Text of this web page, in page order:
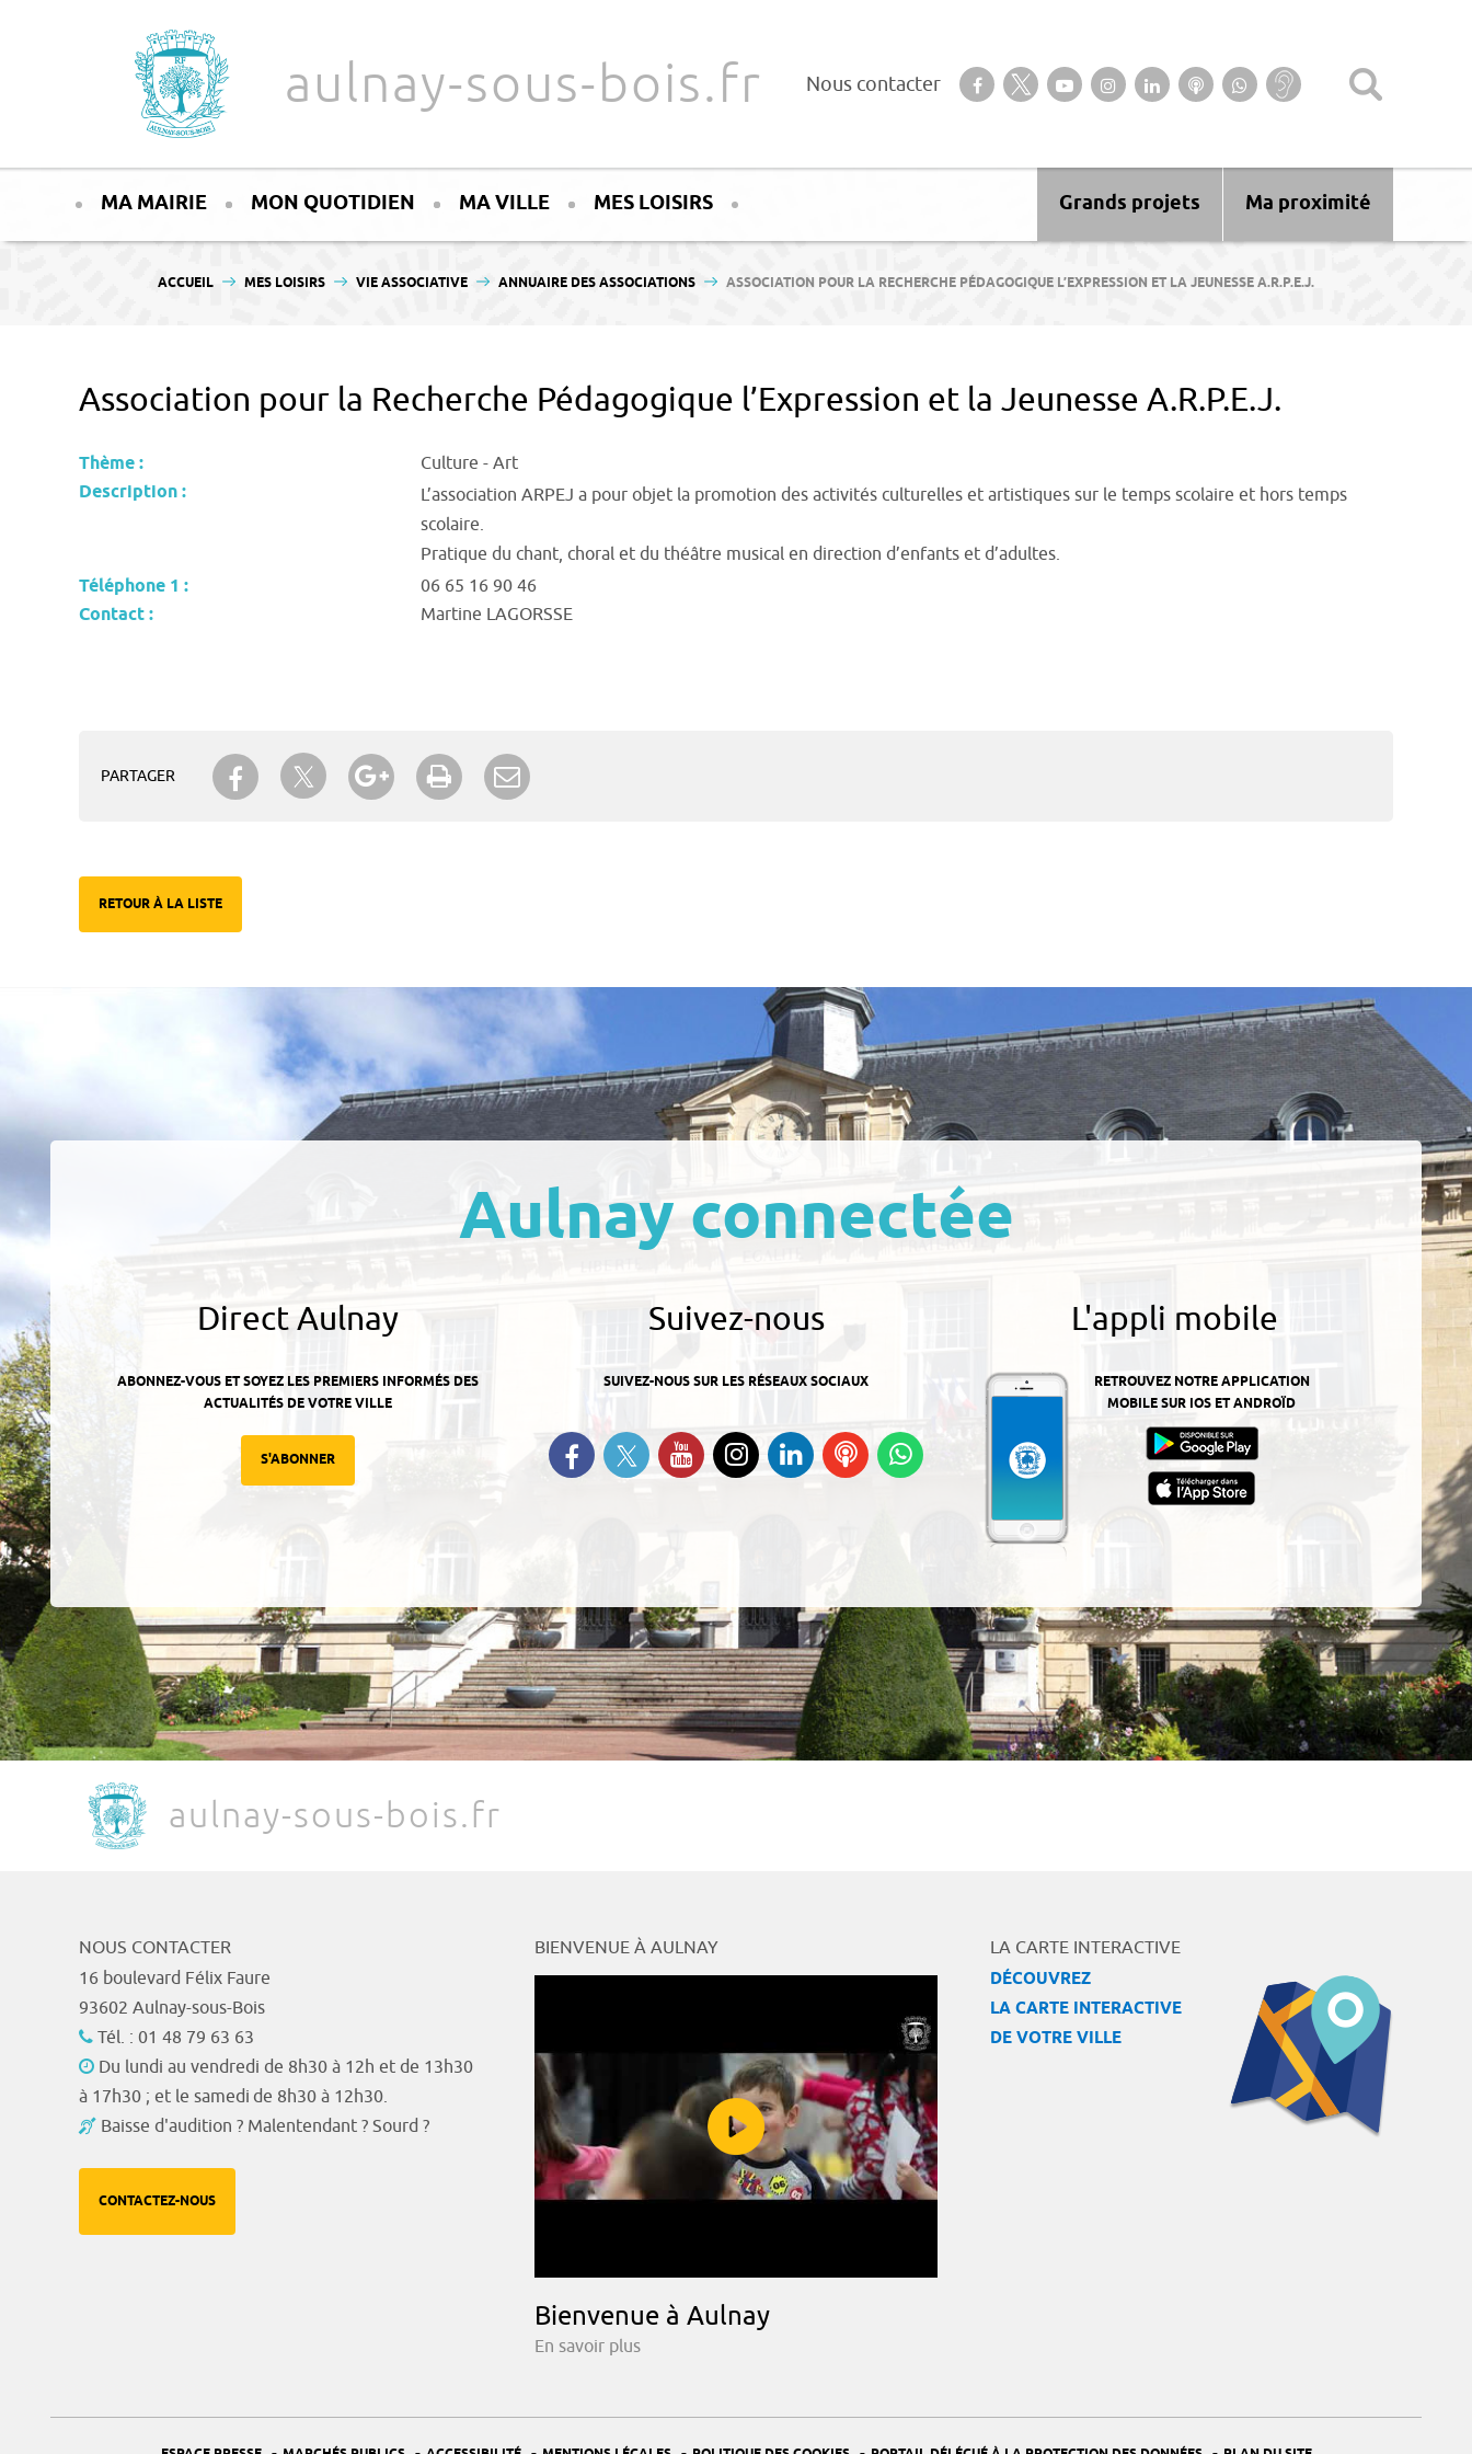
aulnay-sous-bois.fr Nous contacter Suivez-nous sur notre page Facebook
Suivez-nous sur Twitter
Suivez-nous sur YouTube
Suivez-nous sur Instagram
Retrouvez-nous sur Linkedin
Ecoutez nos Podcasts
Suivez-nous sur
WhatsApp
Baisse
d’audition ?
MA MAIRIE MON QUOTIDIEN MA VILLE MES LOISIRS Ma proximité
Grands projets
VOUS ÊTES ICI :
ACCUEIL MES LOISIRS VIE ASSOCIATIVE ANNUAIRE DES ASSOCIATIONS ASSOCIATION POUR LA RECHERCHE PÉDAGOGIQUE L’EXPRESSION ET LA JEUNESSE A.R.P.E.J.
Association pour la Recherche Pédagogique l’Expression et la Jeunesse A.R.P.E.J.
Thème : Culture - Art
Description :
L’association ARPEJ a pour objet la promotion des activités culturelles et artistiques sur le temps scolaire et hors temps
scolaire.
Pratique du chant, choral et du théâtre musical en direction d’enfants et d’adultes.
Téléphone 1 : 06 65 16 90 46
Contact : Martine LAGORSSE
PARTAGER
Partager sur Facebook
Partager sur TwitterPartager sur Google+
Imprimer
RETOUR À LA LISTE
Aulnay connectée
Direct Aulnay
ABONNEZ-VOUS ET SOYEZ LES PREMIERS INFORMÉS DES
ACTUALITÉS DE VOTRE VILLE
S'ABONNER
Suivez-nous
SUIVEZ-NOUS SUR LES RÉSEAUX SOCIAUX
Retrouvez-nous sur Facebook
Suivez-nous sur Twitter
Suivez-nous sur YouTube
Suivez-nous sur
Instagram
Retrouvez-nous
sur Linkedin
Ecoutez
nos
L'appli mobile
RETROUVEZ NOTRE APPLICATION
MOBILE SUR IOS ET ANDROÏD
aulnay-sous-bois.fr
NOUS CONTACTER
16 boulevard Félix Faure
93602 Aulnay-sous-Bois
Tél. : 01 48 79 63 63
Du lundi au vendredi de 8h30 à 12h et de 13h30
à 17h30 ; et le samedi de 8h30 à 12h30.
Baisse d'audition ? Malentendant ? Sourd ?
CONTACTEZ-NOUS
BIENVENUE À AULNAY
Bienvenue à Aulnay
En savoir plus
LA CARTE INTERACTIVE
DÉCOUVREZ
LA CARTE INTERACTIVE
DE VOTRE VILLE